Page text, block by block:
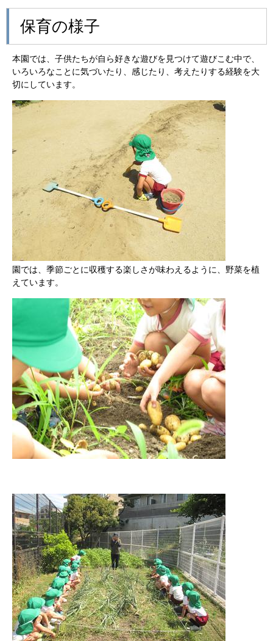
保育の様子
本園では、子供たちが自ら好きな遊びを見つけて遊びこむ中で、
いろいろなことに気づいたり、感じたり、考えたりする経験を大
切にしています。
園では、季節ごとに収穫する楽しさが味わえるように、野菜を植
えています。